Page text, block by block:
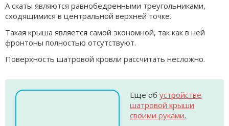
А скаты являются равнобедренными треугольниками,
сходящимися в центральной верхней точке.
Такая крыша является самой экономной, так как в ней
фронтоны полностью отсутствуют.
Поверхность шатровой кровли рассчитать несложно.
Еще об устройстве
шатровой крыши
своими руками.